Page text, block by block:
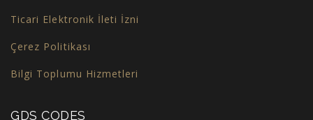
Ticari Elektronik İleti İzni
Çerez Politikası
Bilgi Toplumu Hizmetleri
GDS CODES